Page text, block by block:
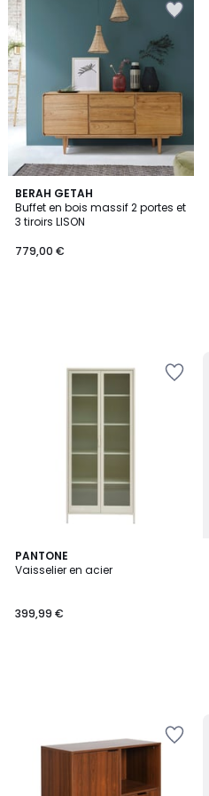
BERAH GETAH
Buffet en bois massif 2 portes et
3 tiroirs LISON
779,00 €
PANTONE
Vaisselier en acier
399,99 €